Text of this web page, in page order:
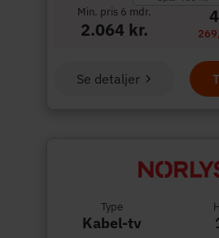
Min. pris 6 mdr.
2.064 kr.
Se detaljer
Type
Kabel-tv